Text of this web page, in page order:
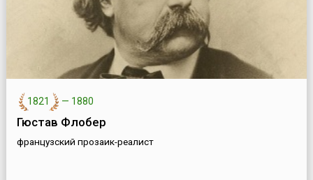
1821 — 1880
Гюстав Флобер
французский прозаик-реалист